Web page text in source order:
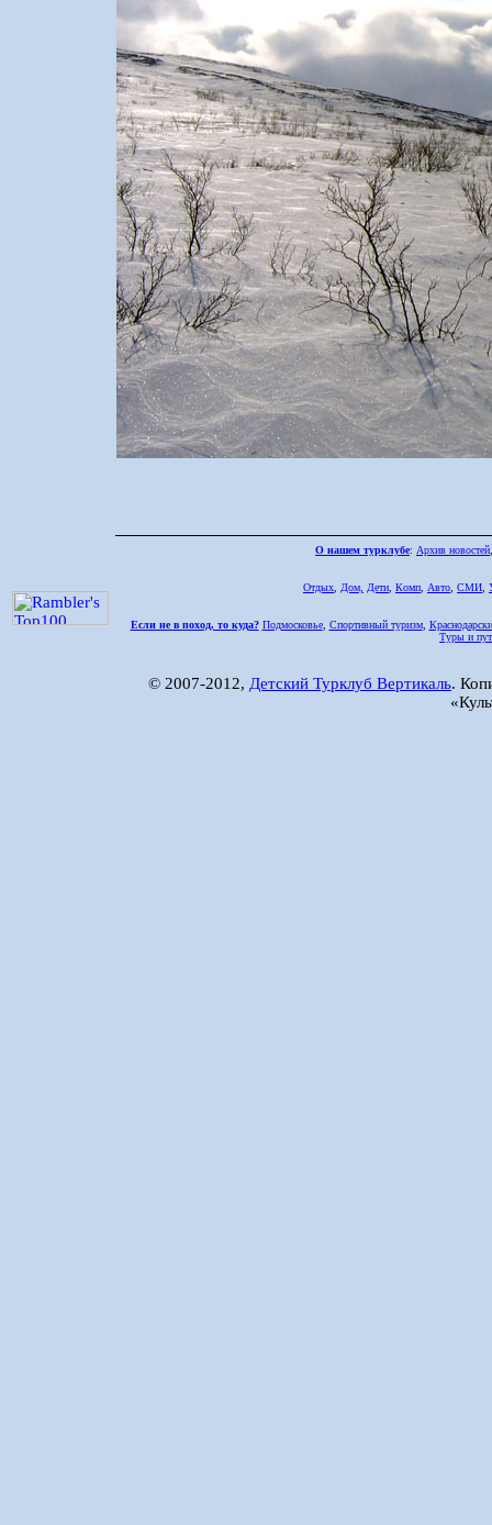
О нашем турклубе: Архив новостей
Отдых Дом, Дети Комп Авто СМИ
Если не в поход, то куда? Подмосковье, Спортивный туризм,
Туры и
© 2007-2012, Детский Турклуб Вертикаль.